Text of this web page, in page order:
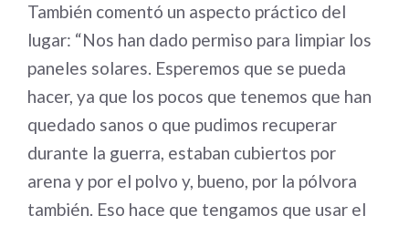
También comentó un aspecto práctico del
lugar: “Nos han dado permiso para limpiar los
paneles solares. Esperemos que se pueda
hacer, ya que los pocos que tenemos que han
quedado sanos o que pudimos recuperar
durante la guerra, estaban cubiertos por
arena y por el polvo y, bueno, por la pólvora
también. Eso hace que tengamos que usar el